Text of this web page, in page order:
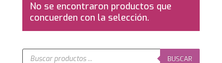
No se encontraron productos que
concuerden con la selección.
Búsqueda
BUSCAR